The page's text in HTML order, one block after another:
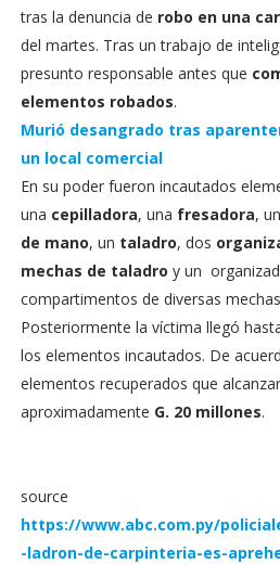
tras la denuncia de robo en una
del martes. Tras un trabajo de
presunto responsable antes que
elementos robados.
Murió desangrado tras
un local comercial
En su poder fueron incautados
una cepilladora, una fresadora,
de mano, un taladro, dos
mechas de taladro y un
compartimentos de diversas
Posteriormente la víctima llegó
los elementos incautados. De
elementos recuperados que
aproximadamente G. 20 millones.
source
https://www.abc.com.py/
-ladron-de-carpinteria-es-